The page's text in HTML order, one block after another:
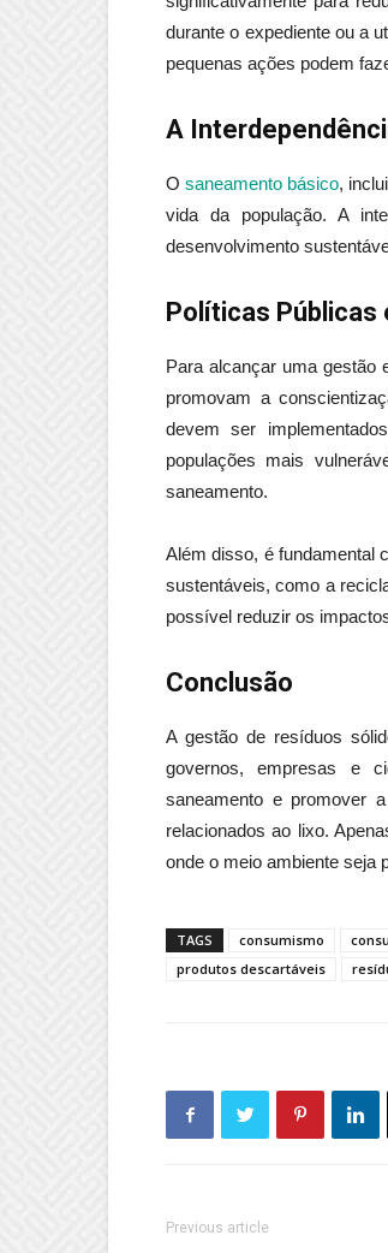
durante o expediente ou a
pequenas ações podem
A
Osaneamento básico,
vida da população. A
desenvolvimento
Políticas Públicas
Para alcançar uma gestão
promovam a
devem ser
populações mais
saneamento.
Além disso, é fundamental
sustentáveis, como a
possível reduzir os
Conclusão
A gestão de resíduos
governos, empresas e
saneamento e promover
relacionados ao lixo.
onde o meio ambiente seja
TAGS consumismo
produtos descartáveis
Previous article